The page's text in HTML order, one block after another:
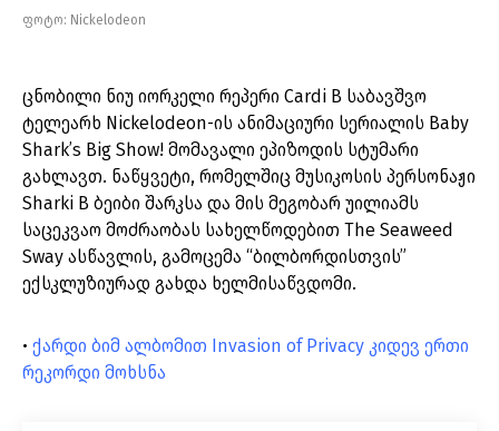
ფოტო: Nickelodeon
ცნობილი ნიუ იორკელი რეპერი Cardi B საბავშვო
ტელეარხ Nickelodeon-ის ანიმაციური სერიალის Baby
Shark’s Big Show! მომავალი ეპიზოდის სტუმარი
გახლავთ. ნაწყვეტი, რომელშიც მუსიკოსის პერსონაჟი
Sharki B ბეიბი შარკსა და მის მეგობარ უილიამს
საცეკვაო მოძრაობას სახელწოდებით The Seaweed
Sway ასწავლის, გამოცემა “ბილბორდისთვის”
ექსკლუზიურად გახდა ხელმისაწვდომი.
• ქარდი ბიმ ალბომით Invasion of Privacy კიდევ ერთი
რეკორდი მოხსნა